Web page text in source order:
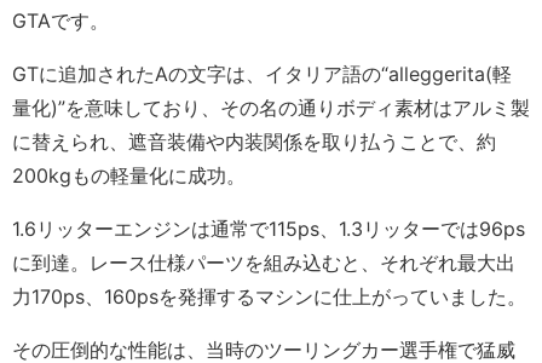
GTAです。
GTに追加されたAの文字は、イタリア語の“alleggerita(軽
量化)”を意味しており、その名の通りボディ素材はアルミ製
に替えられ、遮音装備や内装関係を取り払うことで、約
200kgもの軽量化に成功。
1.6リッターエンジンは通常で115ps、1.3リッターでは96ps
に到達。レース仕様パーツを組み込むと、それぞれ最大出
力170ps、160psを発揮するマシンに仕上がっていました。
その圧倒的な性能は、当時のツーリングカー選手権で猛威